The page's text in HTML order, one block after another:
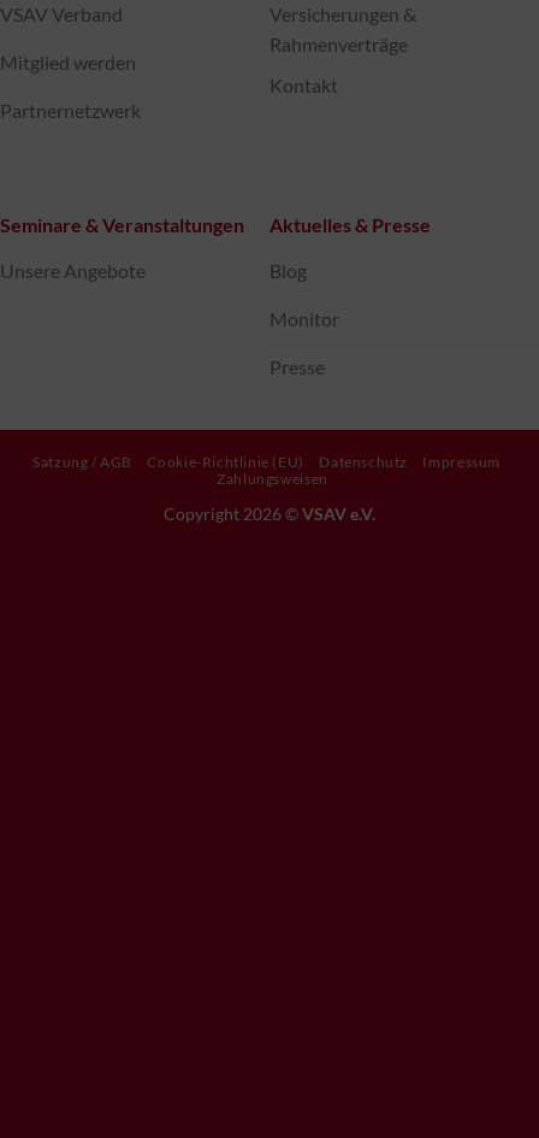
VSAV Verband
Mitglied werden
Partnernetzwerk
Versicherungen &
Rahmenverträge
Kontakt
Seminare & Veranstaltungen
Unsere Angebote
Aktuelles & Presse
Blog
Monitor
Presse
Satzung / AGB Cookie-Richtlinie (EU) Datenschutz
Impressum
Zahlungsweisen
Copyright 2026 ©VSAV e.V.